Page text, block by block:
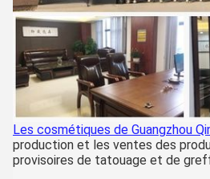
Les cosmétiques de Guangzhou
production et les ventes des
provisoires de tatouage et de